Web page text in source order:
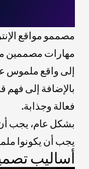
مصممو مواقع
مهارات مصممين
بالإضافة إلى فهم
فعالة وجذابة.
بشكل عام، يجب أن
يجب أن يكونوا
أساليب